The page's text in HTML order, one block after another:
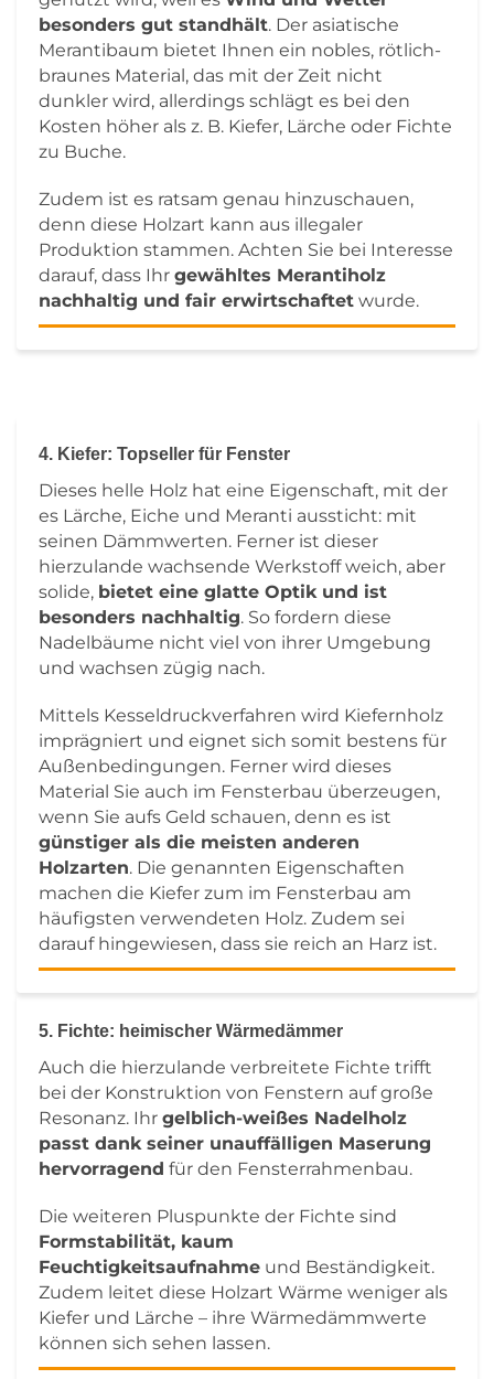
besonders gut standhält. Der asiatische
Merantibaum bietet Ihnen ein nobles, rötlich-
braunes Material, das mit der Zeit nicht
dunkler wird, allerdings schlägt es bei den
Kosten höher als z. B. Kiefer, Lärche oder Fichte
zu Buche.
Zudem ist es ratsam genau hinzuschauen,
denn diese Holzart kann aus illegaler
Produktion stammen. Achten Sie bei Interesse
darauf, dass Ihr gewähltes Merantiholz
nachhaltig und fair erwirtschaftet wurde.
4. Kiefer: Topseller für Fenster
Dieses helle Holz hat eine Eigenschaft, mit der
es Lärche, Eiche und Meranti aussticht: mit
seinen Dämmwerten. Ferner ist dieser
hierzulande wachsende Werkstoff weich, aber
solide, bietet eine glatte Optik und ist
besonders nachhaltig. So fordern diese
Nadelbäume nicht viel von ihrer Umgebung
und wachsen zügig nach.
Mittels Kesseldruckverfahren wird Kiefernholz
imprägniert und eignet sich somit bestens für
Außenbedingungen. Ferner wird dieses
Material Sie auch im Fensterbau überzeugen,
wenn Sie aufs Geld schauen, denn es ist
günstiger als die meisten anderen
Holzarten. Die genannten Eigenschaften
machen die Kiefer zum im Fensterbau am
häufigsten verwendeten Holz. Zudem sei
darauf hingewiesen, dass sie reich an Harz ist.
5. Fichte: heimischer Wärmedämmer
Auch die hierzulande verbreitete Fichte trifft
bei der Konstruktion von Fenstern auf große
Resonanz. Ihr gelblich-weißes Nadelholz
passt dank seiner unauffälligen Maserung
hervorragend für den Fensterrahmenbau.
Die weiteren Pluspunkte der Fichte sind
Formstabilität, kaum
Feuchtigkeitsaufnahme und Beständigkeit.
Zudem leitet diese Holzart Wärme weniger als
Kiefer und Lärche – ihre Wärmedämmwerte
können sich sehen lassen.